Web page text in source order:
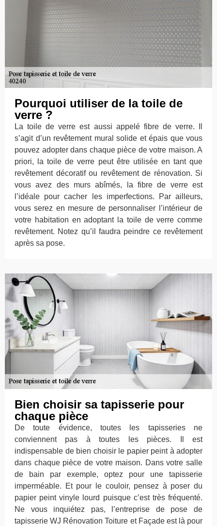
Pourquoi utiliser de la toile de
verre ?
La toile de verre est aussi appelé fibre de verre. Il
s’agit d’un revêtement mural solide et épais que vous
pouvez adopter dans chaque pièce de votre maison. A
priori, la toile de verre peut être utilisée en tant que
revêtement décoratif ou revêtement de rénovation. Si
vous avez des murs abîmés, la fibre de verre est
l’idéale pour cacher les imperfections. Par ailleurs,
vous serez en mesure de personnaliser l’intérieur de
votre habitation en adoptant la toile de verre comme
revêtement. Notez qu’il faudra peindre ce revêtement
après sa pose.
Bien choisir sa tapisserie pour
chaque pièce
De toute évidence, toutes les tapisseries ne
conviennent pas à toutes les pièces. Il est
indispensable de bien choisir le papier peint à adopter
dans chaque pièce de votre maison. Dans votre salle
de bain par exemple, optez pour une tapisserie
imperméable. Et pour le couloir, pensez à poser du
papier peint vinyle lourd puisque c’est très fréquenté.
Ne vous inquiétez pas, l’entreprise de pose de
tapisserie WJ Rénovation Toiture et Façade est là pour